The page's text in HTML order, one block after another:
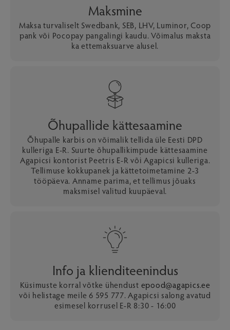
Maksmine
Maksa turvaliselt Swedbank, SEB, LHV, Luminor, Coop
pank või Pocopay pangalingi kaudu. Võimalus maksta
ka ettemaksuarve alusel.
Õhupallide kättesaamine
Õhupalle karbis on võimalik tellida üle Eesti DPD
kulleriga E-R. Suurte õhupallikimpude kättesaamine
Agapicsi kontorist Peetris E-R või Agapicsi kulleriga.
Tellimuse kokkupanek ja kättetoimetamine 2-3
tööpäeva. Anname parima, et tellimus jõuaks
maksmisel valitud kuupäeval.
Info ja klienditeenindus
Küsimuste korral võtke ühendust epood@agapics.ee
või helistage meile 6 595 777. Agapicsi salong avatud
esimesel korrusel E-R 8:30 - 16:00